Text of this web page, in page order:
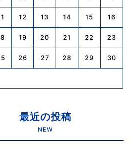
12 13 14 15 16
19 20 21 22 23
26 27 28 29 30
最近の投稿
NEW